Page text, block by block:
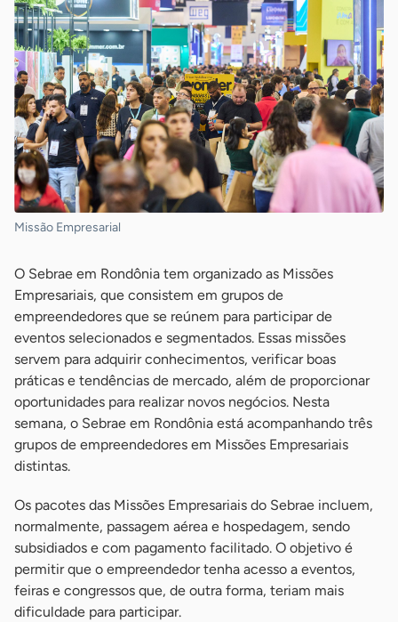
Missão Empresarial
O Sebrae em Rondônia tem organizado as Missões
Empresariais, que consistem em grupos de
empreendedores que se reúnem para participar de
eventos selecionados e segmentados. Essas missões
servem para adquirir conhecimentos, verificar boas
práticas e tendências de mercado, além de proporcionar
oportunidades para realizar novos negócios. Nesta
semana, o Sebrae em Rondônia está acompanhando três
grupos de empreendedores em Missões Empresariais
distintas.
Os pacotes das Missões Empresariais do Sebrae incluem,
normalmente, passagem aérea e hospedagem, sendo
subsidiados e com pagamento facilitado. O objetivo é
permitir que o empreendedor tenha acesso a eventos,
feiras e congressos que, de outra forma, teriam mais
dificuldade para participar.